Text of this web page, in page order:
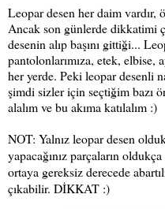
Leopar desen her daim
Ancak son günlerde dikkatimi
desenin alıp başını gittiği...
pantolonlarımıza, etek, elbise,
her yerde. Peki leopar desenli
şimdi sizler için seçtiğim bazı
alalım ve bu akıma katılalım :)
NOT: Yalnız leopar desen
yapacağınız parçaların
ortaya gereksiz derecede
çıkabilir. DİKKAT :)